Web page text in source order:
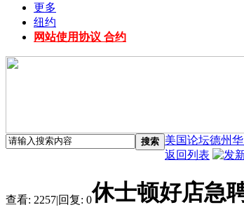
更多
纽约
网站使用协议 合约
搜索 美国论坛德州
返回列表
查看: 2257|回复: 0休士顿好店急